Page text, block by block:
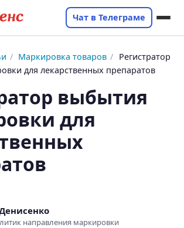
Чат в Телеграме
/ Маркировка товаров / Регистратор
для лекарственных препаратов
выбытия
для
направления маркировки